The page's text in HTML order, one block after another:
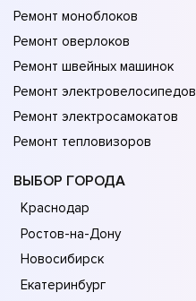
Ремонт моноблоков
Ремонт оверлоков
Ремонт швейных машинок
Ремонт электровелосипедов
Ремонт электросамокатов
Ремонт тепловизоров
ВЫБОР ГОРОДА
Краснодар
Ростов-на-Дону
Новосибирск
Екатеринбург